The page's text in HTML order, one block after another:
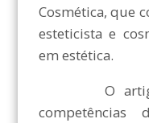
Cosmética, que
esteticista e
em estética.
O artigo
competências